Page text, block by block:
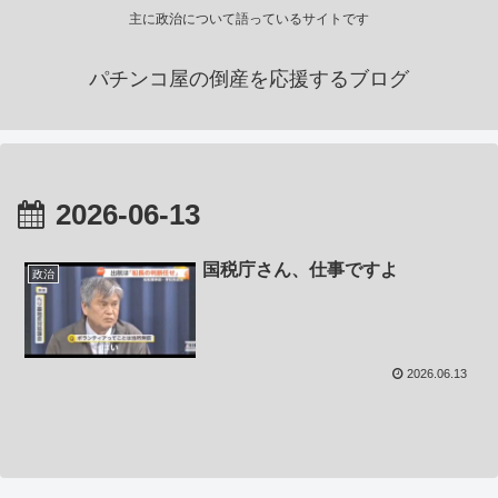
主に政治について語っているサイトです
パチンコ屋の倒産を応援するブログ
2026-06-13
政治 国税庁さん、仕事ですよ
2026.06.13